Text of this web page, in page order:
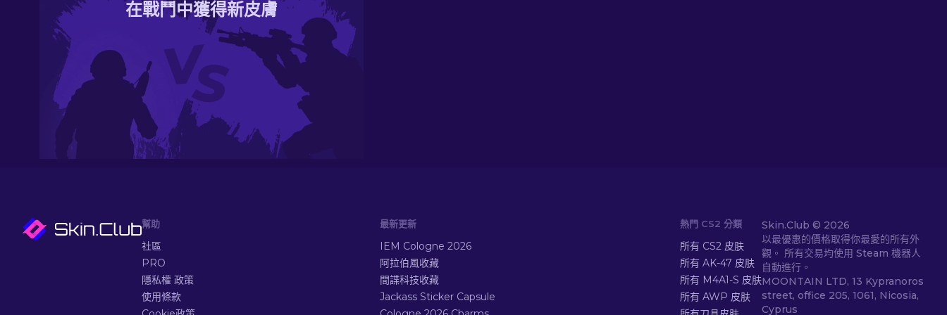
在戰鬥中獲得新皮膚
幫助
社區
PRO
隱私權 政策
使用條款
最新更新
IEM Cologne 2026
阿拉伯風收藏
間諜科技收藏
Jackass Sticker Capsule
熱門 CS2 分類
所有 CS2 皮肤
所有 AK-47 皮肤
所有 M4A1-S 皮肤
所有 AWP 皮肤
Skin.Club © 2026
以最優惠的價格取得你最愛的所有外
觀。 所有交易均使用 Steam 機器人
自動進行。
MOONTAIN LTD, 13 Kypranoros
street, office 205, 1061, Nicosia,
Cyprus